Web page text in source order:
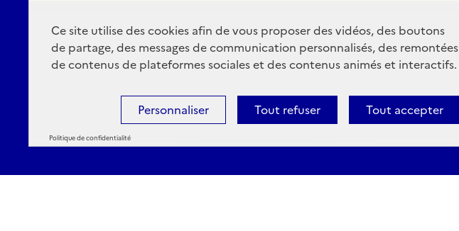
Ce site utilise des cookies afin de vous proposer des vidéos, des boutons
de partage, des messages de communication personnalisés, des remontées
de contenus de plateformes sociales et des contenus animés et interactifs.
Tout accepter
Tout refuser
Personnaliser
Politique de confidentialité